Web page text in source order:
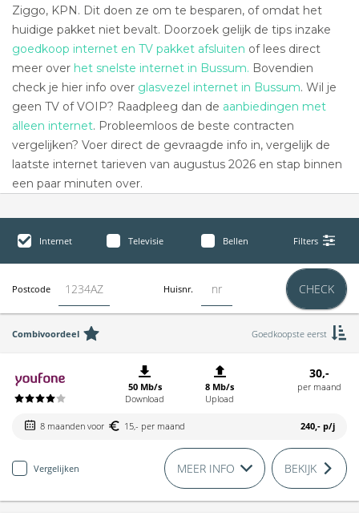
Ziggo, KPN. Dit doen ze om te besparen, of omdat het
huidige pakket niet bevalt. Doorzoek gelijk de tips inzake
goedkoop internet en TV pakket afsluiten of lees direct
meer over het snelste internet in Bussum. Bovendien
check je hier info over glasvezel internet in Bussum. Wil je
geen TV of VOIP? Raadpleeg dan de aanbiedingen met
alleen internet. Probleemloos de beste contracten
vergelijken? Voer direct de gevraagde info in, vergelijk de
laatste internet tarieven van augustus 2026 en stap binnen
een paar minuten over.
Internet Televisie Bellen Filters
Postcode Huisnr. CHECK
Combivoordeel Goedkoopste eerst
50 Mb/s
Download
8 Mb/s
Upload
30,-
per maand
8 maanden voor 15,- per maand 240,- p/j
Vergelijken MEER INFO BEKIJK